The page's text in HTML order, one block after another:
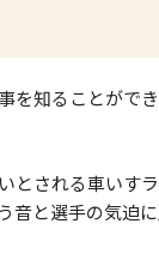
を知ることがで
とされる車いす
音と選手の気迫